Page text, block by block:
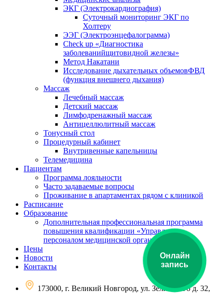
Онлайн
запись
ЭКГ (Электрокардиография)
Cуточный мониторинг ЭКГ по
Холтеру
ЭЭГ (Электроэнце­фало­грамма)
Check up «Диагностика
заболеванийщитовидной железы»
Метод Накатани
Исследование дыхательных объемовФВД
(функция внешнего дыхания)
Массаж
Лечебный массаж
Детский массаж
Лимфодренажный массаж
Антицеллюлитный массаж
Тонусный стол
Процедурный кабинет
Внутривенные капельницы
Телемедицина
Пациентам
Программа лояльности
Часто задаваемые вопросы
Проживание в апартаментах рядом с клиникой
Расписание
Образование
Дополнительная профессиональная программа
повышения квалификации «Управление
персоналом медицинской организации»
Цены
Новости
Контакты
173000, г. Великий Новгород, ул. Зелинского д. 32,